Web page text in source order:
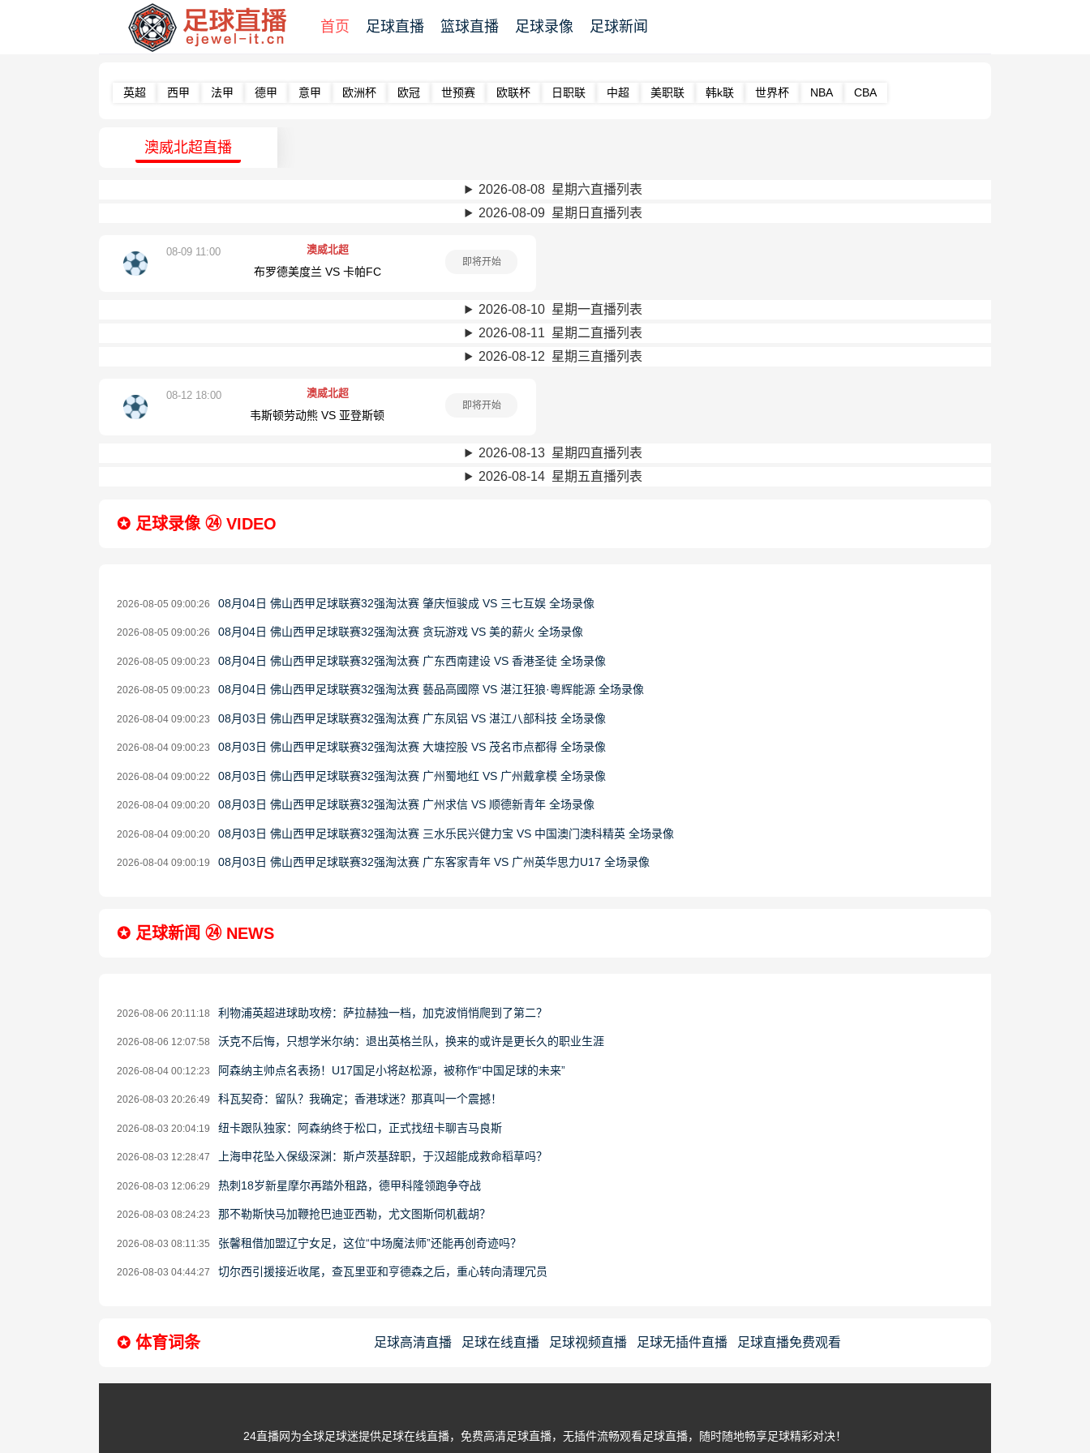
首页 足球直播 篮球直播 足球录像 足球新闻
英超 西甲 法甲 德甲 意甲 欧洲杯 欧冠 世预赛 欧联杯 日职联 中超 美职联 韩k联 世界杯 NBA CBA
澳威北超直播
2026-08-08 星期六直播列表
2026-08-09 星期日直播列表
08-09 11:00 澳威北超
布罗德美度兰 VS 卡帕FC
即将开始
2026-08-10 星期一直播列表
2026-08-11 星期二直播列表
2026-08-12 星期三直播列表
08-12 18:00 澳威北超
韦斯顿劳动熊 VS 亚登斯顿
即将开始
2026-08-13 星期四直播列表
2026-08-14 星期五直播列表
✪ 足球录像 ㉔ VIDEO
2026-08-05 09:00:26 08月04日 佛山西甲足球联赛32强淘汰赛 肇庆恒骏成 VS 三七互娱 全场录像
2026-08-05 09:00:26 08月04日 佛山西甲足球联赛32强淘汰赛 贪玩游戏 VS 美的薪火 全场录像
2026-08-05 09:00:23 08月04日 佛山西甲足球联赛32强淘汰赛 广东西南建设 VS 香港圣徒 全场录像
2026-08-05 09:00:23 08月04日 佛山西甲足球联赛32强淘汰赛 藝品高國際 VS 湛江狂狼·粵辉能源 全场录像
2026-08-04 09:00:23 08月03日 佛山西甲足球联赛32强淘汰赛 广东凤铝 VS 湛江八部科技 全场录像
2026-08-04 09:00:23 08月03日 佛山西甲足球联赛32强淘汰赛 大塘控股 VS 茂名市点都得 全场录像
2026-08-04 09:00:22 08月03日 佛山西甲足球联赛32强淘汰赛 广州蜀地红 VS 广州戴拿模 全场录像
2026-08-04 09:00:20 08月03日 佛山西甲足球联赛32强淘汰赛 广州求信 VS 顺德新青年 全场录像
2026-08-04 09:00:20 08月03日 佛山西甲足球联赛32强淘汰赛 三水乐民兴健力宝 VS 中国澳门澳科精英 全场录像
2026-08-04 09:00:19 08月03日 佛山西甲足球联赛32强淘汰赛 广东客家青年 VS 广州英华思力U17 全场录像
✪ 足球新闻 ㉔ NEWS
2026-08-06 20:11:18 利物浦英超进球助攻榜：萨拉赫独一档，加克波悄悄爬到了第二？
2026-08-06 12:07:58 沃克不后悔，只想学米尔纳：退出英格兰队，换来的或许是更长久的职业生涯
2026-08-04 00:12:23 阿森纳主帅点名表扬！U17国足小将赵松源，被称作“中国足球的未来”
2026-08-03 20:26:49 科瓦契奇：留队？我确定；香港球迷？那真叫一个震撼！
2026-08-03 20:04:19 纽卡跟队独家：阿森纳终于松口，正式找纽卡聊吉马良斯
2026-08-03 12:28:47 上海申花坠入保级深渊：斯卢茨基辞职，于汉超能成救命稻草吗？
2026-08-03 12:06:29 热刺18岁新星摩尔再踏外租路，德甲科隆领跑争夺战
2026-08-03 08:24:23 那不勒斯快马加鞭抢巴迪亚西勒，尤文图斯伺机截胡？
2026-08-03 08:11:35 张馨租借加盟辽宁女足，这位“中场魔法师”还能再创奇迹吗？
2026-08-03 04:44:27 切尔西引援接近收尾，查瓦里亚和亨德森之后，重心转向清理冗员
✪ 体育词条 足球高清直播 足球在线直播 足球视频直播 足球无插件直播 足球直播免费观看
24直播网为全球足球迷提供足球在线直播，免费高清足球直播，无插件流畅观看足球直播，随时随地畅享足球精彩对决！